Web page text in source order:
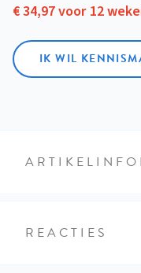
€ 34,97 voor 12
IK WIL
REACTIES